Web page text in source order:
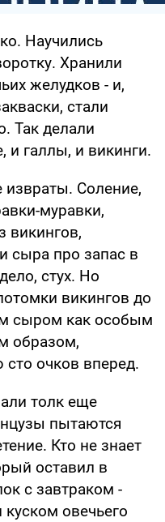
Научились
Хранили
желудков - и,
стали
Так делали
и галлы, и викинги.
Соление,
муравки,
викингов,
сыра про запас в
стух. Но
викингов до
сыром как особым
образом,
очков вперед.
толк еще
пытаются
Кто не знает
оставил в
с завтраком -
овечьего